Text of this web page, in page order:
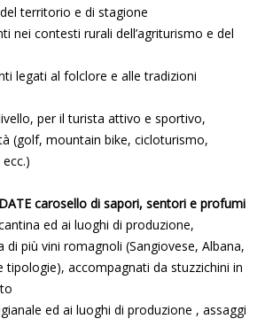
territorio e di stagione
nei contesti rurali dell’agriturismo e del
legati al folclore e alle tradizioni
per il turista attivo e sportivo,
(golf, mountain bike, cicloturismo,
carosello di sapori, sentori e profumi
ed ai luoghi di produzione,
di più vini romagnoli (Sangiovese, Albana,
tipologie), accompagnati da stuzzichini in
ed ai luoghi di produzione , assaggi